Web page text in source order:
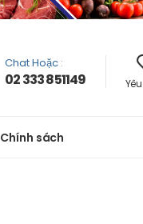
Chat Hoặc :
02 333 851149
Chính sách